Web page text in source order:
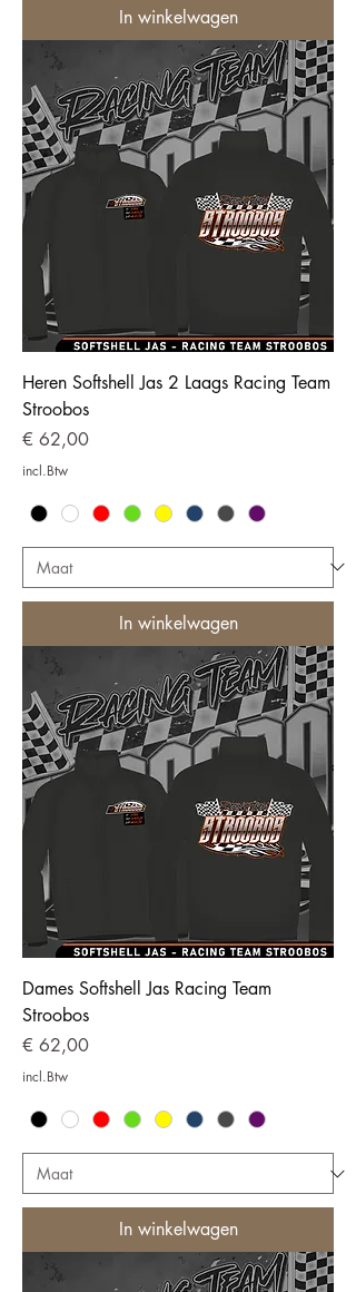
In winkelwagen
Heren Softshell Jas 2 Laags Racing Team
Stroobos
Prijs
€ 62,00
incl.Btw
In winkelwagen
Dames Softshell Jas Racing Team
Stroobos
Prijs
€ 62,00
incl.Btw
In winkelwagen